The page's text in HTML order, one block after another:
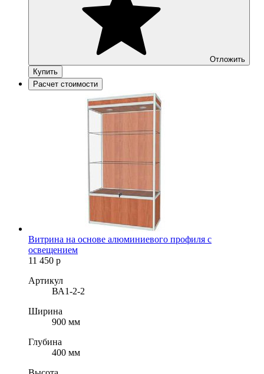
Отложить
Купить
Расчет стоимости
Витрина на основе алюминиевого профиля с
освещением
11 450 р
Артикул
ВА1-2-2
Ширина
900 мм
Глубина
400 мм